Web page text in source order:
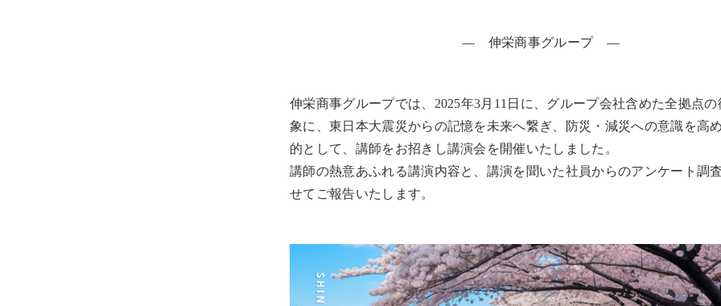
― 伸栄商事グループ ―
伸栄商事グループでは、2025年3月11日に、グループ会社含めた全拠点
象に、東日本大震災からの記憶を未来へ繋ぎ、防災・減災への意識を高
的として、講師をお招きし講演会を開催いたしました。
講師の熱意あふれる講演内容と、講演を聞いた社員からのアンケート調
せてご報告いたします。